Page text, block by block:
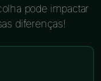
pode impactar
diferenças!